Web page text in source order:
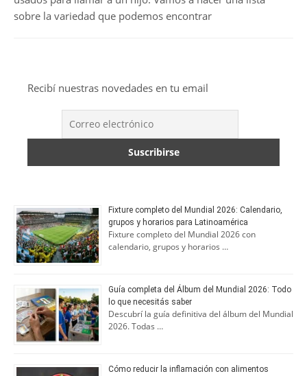
sobre la variedad que podemos encontrar
Recibí nuestras novedades en tu email
Fixture completo del Mundial 2026: Calendario,
grupos y horarios para Latinoamérica
Fixture completo del Mundial 2026 con
calendario, grupos y horarios …
Guía completa del Álbum del Mundial 2026: Todo
lo que necesitás saber
Descubrí la guía definitiva del álbum del Mundial
2026. Todas …
Cómo reducir la inflamación con alimentos